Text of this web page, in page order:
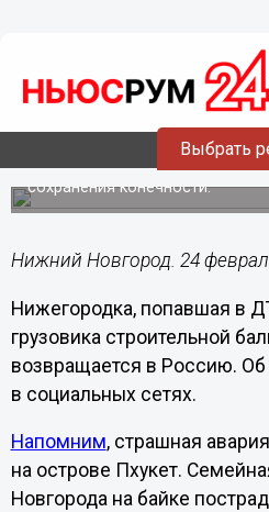
Выбрать
24.02.202507:52
Раненая балкой в
возвращается из
Женщина перенесла
сохранения конечности.
Нижний Новгород. 24
Нижегородка, попавшая в
грузовика строительной
возвращается в Россию.
в социальных сетях.
Напомним, страшная
на острове Пхукет.
Новгорода на байке